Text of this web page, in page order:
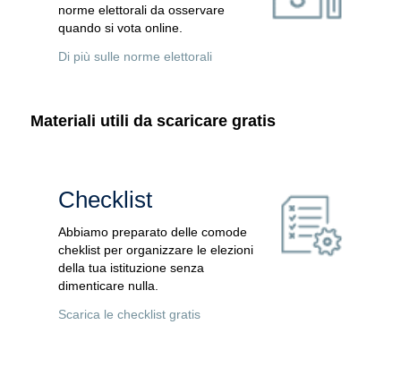
norme elettorali da osservare
quando si vota online.
Di più sulle norme elettorali
Materiali utili da scaricare gratis
Checklist
Abbiamo preparato delle comode
cheklist per organizzare le elezioni
della tua istituzione senza
dimenticare nulla.
Scarica le checklist gratis